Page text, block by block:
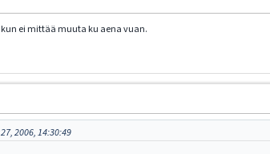
ei mittää muuta ku aena vuan.
2006, 14:30:49